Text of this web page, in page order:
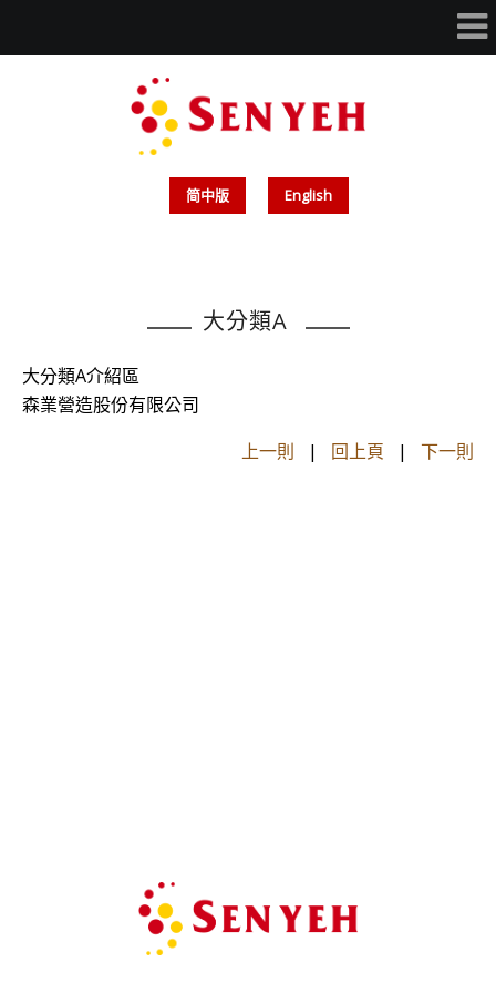
简中版 English
大分類A
大分類A介紹區
森業營造股份有限公司
上一則 | 回上頁 | 下一則